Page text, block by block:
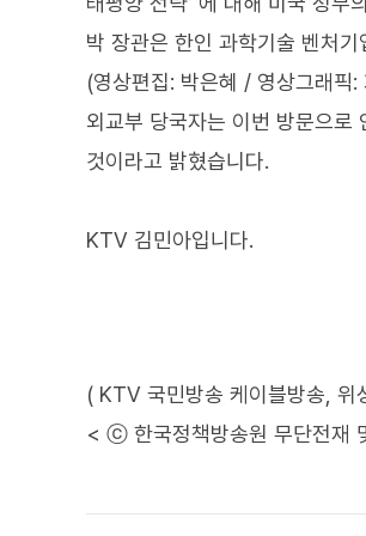
박 장관은 한인 과학기술 벤처
(영상편집: 박은혜 / 영상그래픽:
외교부 당국자는 이번 방문으로
것이라고 밝혔습니다.
KTV 김민아입니다.
( KTV 국민방송 케이블방송, 위
< ⓒ 한국정책방송원 무단전재